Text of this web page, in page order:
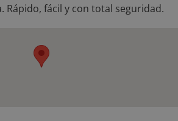
Rápido, fácil y con total seguridad.